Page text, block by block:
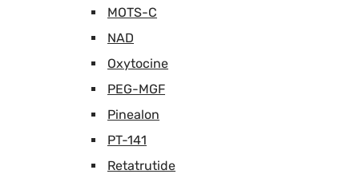
MOTS-C
NAD
Oxytocine
PEG-MGF
Pinealon
PT-141
Retatrutide